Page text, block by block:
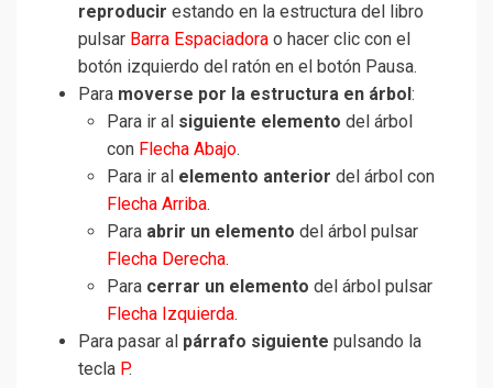
reproducir estando en la estructura del libro
pulsar Barra Espaciadora o hacer clic con el
botón izquierdo del ratón en el botón Pausa.
Para moverse por la estructura en árbol :
Para ir al siguiente elemento del árbol
con Flecha Abajo.
Para ir al elemento anterior del árbol con
Flecha Arriba.
Para abrir un elemento del árbol pulsar
Flecha Derecha.
Para cerrar un elemento del árbol pulsar
Flecha Izquierda.
Para pasar al párrafo siguiente pulsando la
tecla P.